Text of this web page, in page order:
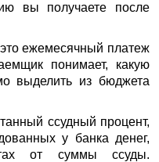
вы получаете после
ежемесячный платеж
понимает, какую
выделить из бюджета
ссудный процент,
у банка денег,
от суммы ссуды.